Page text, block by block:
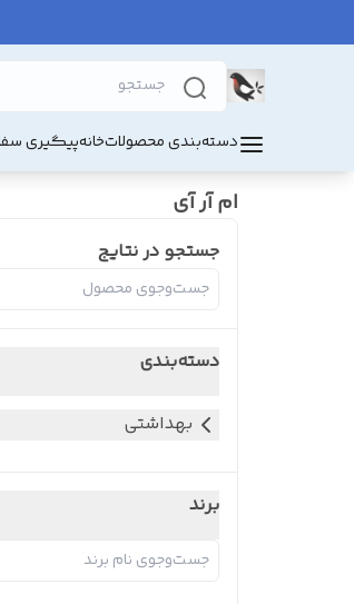
دسته‌بندی محصولاتخانهپیگیری
ام آر آی
جستجو در نتایج
دسته‌بندی
بهداشتی
برند